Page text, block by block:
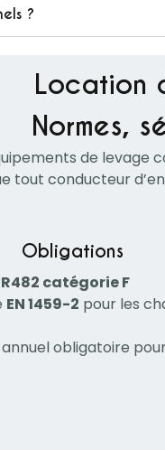
?
Location
Normes,
de
tout conducteur
Obligations
R482 catégorie F
EN 1459-2 pour les
obligatoire